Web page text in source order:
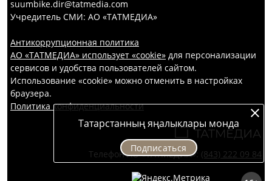
Татарстанның яңалыклары монда
Подписаться
suumbike.dir@tatmedia.com
Учредитель СМИ: АО «ТАТМЕДИА»
Антикоррупционная политика
АО «ТАТМЕДИА» использует «cookie» для персонализации
сервисов и удобства пользователей сайтом.
Использование «cookie» можно отменить в настройках
браузера.
Политика конфиденциальности
Телефон АО «ТАТМЕДИА»: (843) 222 09 84